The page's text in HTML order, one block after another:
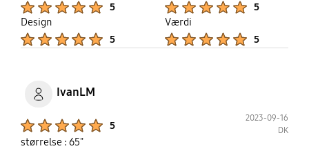
5
5
Design
5
Værdi
5
IvanLM
5
2023-09-16
DK
størrelse : 65"